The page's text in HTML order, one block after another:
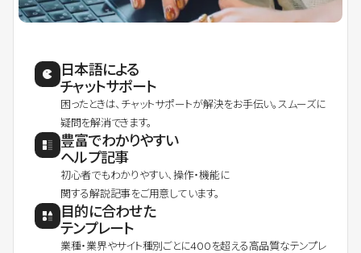
日本語による
チャットサポート
困ったときは、チャットサポートが解決をお手伝い。スムーズに
疑問を解消できます。
豊富でわかりやすい
ヘルプ記事
初心者でもわかりやすい、操作・機能に
関する解説記事をご用意しています。
目的に合わせた
テンプレート
業種・業界やサイト種別ごとに400を超える高品質なテンプレ